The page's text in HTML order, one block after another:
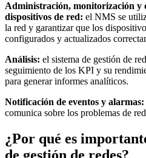
Administración, monitorización y
dispositivos de red: el NMS se
la red y garantizar que los
configurados y actualizados
Análisis: el sistema de gestión de
seguimiento de los KPI y su
para generar informes analíticos.
Notificación de eventos y alarmas:
comunica sobre los problemas de
¿Por qué es